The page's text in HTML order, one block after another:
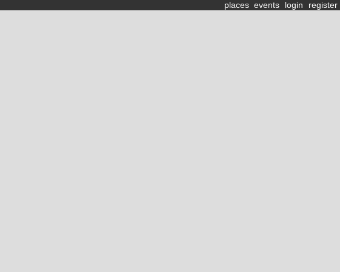
places events login register